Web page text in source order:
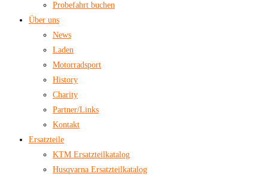
Probefahrt buchen
Über uns
News
Laden
Motorradsport
History
Charity
Partner/Links
Kontakt
Ersatzteile
KTM Ersatzteilkatalog
Husqvarna Ersatzteilkatalog